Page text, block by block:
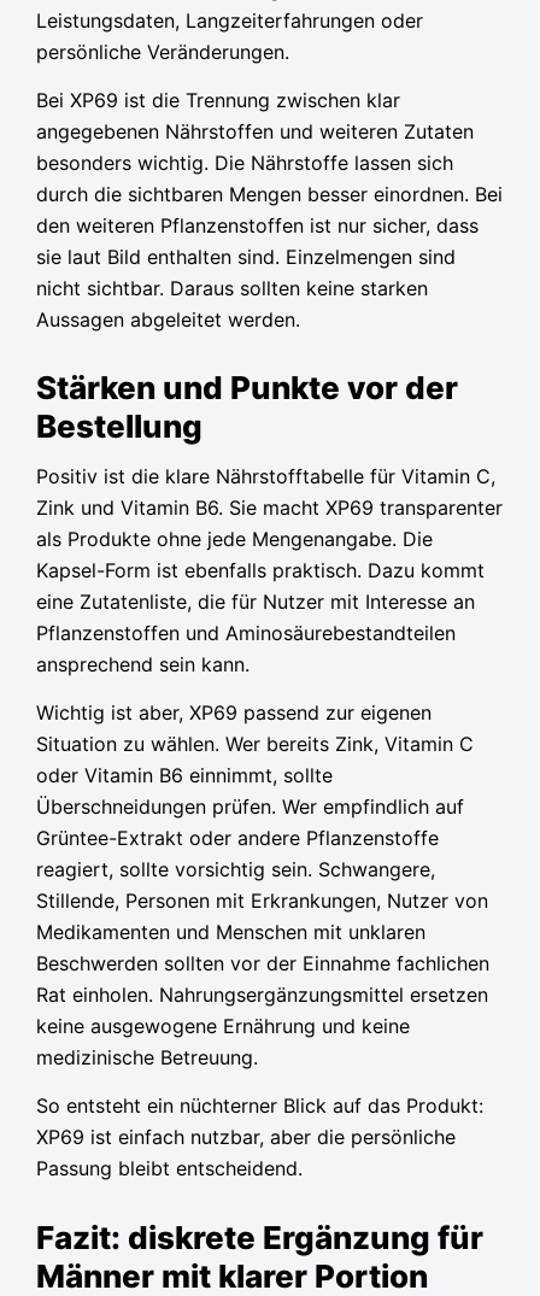
Leistungsdaten, Langzeiterfahrungen oder
persönliche Veränderungen.
Bei XP69 ist die Trennung zwischen klar
angegebenen Nährstoffen und weiteren Zutaten
besonders wichtig. Die Nährstoffe lassen sich
durch die sichtbaren Mengen besser einordnen. Bei
den weiteren Pflanzenstoffen ist nur sicher, dass
sie laut Bild enthalten sind. Einzelmengen sind
nicht sichtbar. Daraus sollten keine starken
Aussagen abgeleitet werden.
Stärken und Punkte vor der
Bestellung
Positiv ist die klare Nährstofftabelle für Vitamin C,
Zink und Vitamin B6. Sie macht XP69 transparenter
als Produkte ohne jede Mengenangabe. Die
Kapsel-Form ist ebenfalls praktisch. Dazu kommt
eine Zutatenliste, die für Nutzer mit Interesse an
Pflanzenstoffen und Aminosäurebestandteilen
ansprechend sein kann.
Wichtig ist aber, XP69 passend zur eigenen
Situation zu wählen. Wer bereits Zink, Vitamin C
oder Vitamin B6 einnimmt, sollte
Überschneidungen prüfen. Wer empfindlich auf
Grüntee-Extrakt oder andere Pflanzenstoffe
reagiert, sollte vorsichtig sein. Schwangere,
Stillende, Personen mit Erkrankungen, Nutzer von
Medikamenten und Menschen mit unklaren
Beschwerden sollten vor der Einnahme fachlichen
Rat einholen. Nahrungsergänzungsmittel ersetzen
keine ausgewogene Ernährung und keine
medizinische Betreuung.
So entsteht ein nüchterner Blick auf das Produkt:
XP69 ist einfach nutzbar, aber die persönliche
Passung bleibt entscheidend.
Fazit: diskrete Ergänzung für
Männer mit klarer Portion